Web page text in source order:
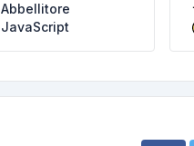
Abbellitore
JavaScript